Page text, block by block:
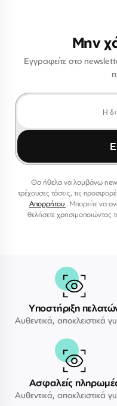
Μην
Εγγραφείτε στο
Θα ήθελα να λαμβάνω
τρέχουσες τάσεις, τις
Απορρήτου . Μπορείτε να
θελήσετε χρησιμοποιώντας
Υποστήριξη
Αυθεντικά, αποκλειστικά
Ασφαλείς
Αυθεντικά, αποκλειστικά